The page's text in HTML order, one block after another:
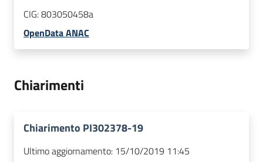
CIG:803050458a
OpenData ANAC
Chiarimenti
Chiarimento PI302378-19
Ultimo aggiornamento: 15/10/2019 11:45